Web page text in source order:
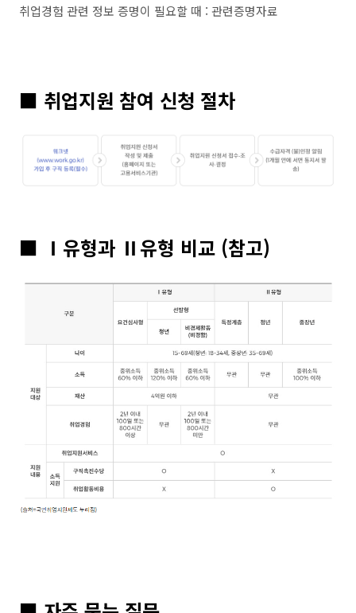
취업경험 관련 정보 증명이 필요할 때 : 관련증명자료
■ 취업지원 참여 신청 절차
■ Ⅰ유형과 Ⅱ유형 비교 (참고)